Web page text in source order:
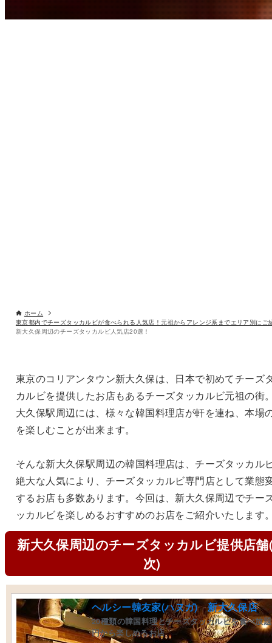
ホーム
東京都内でチーズタッカルビが食べられる人気店！元祖からアレンジ系までエリア別にご
新大久保周辺のチーズタッカルビ人気店20選！
東京のコリアンタウン新大久保は、日本で初めてチーズ
カルビを提供したお店もあるチーズタッカルビ元祖の街
大久保駅周辺には、様々な韓国料理店が軒を連ね、本場
を楽しむことが出来ます。
そんな新大久保駅周辺の韓国料理店は、チーズタッカル
絶大な人気により、チーズタッカルビ専門店として業態
するお店も多数あります。今回は、新大久保周辺でチー
ッカルビを楽しめるおすすめのお店をご紹介いたします
新大久保周辺のチーズタッカルビ提供店
次)
ヘルシー韓友家(ハヌガ) 新大久保店
20種類の韓国料理とチーズタッカルビを食べ放
円から楽しめるお店